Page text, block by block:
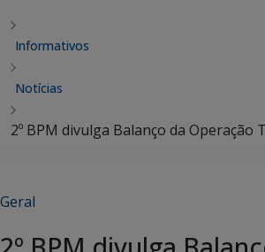
Informativos
Notícias
2º BPM divulga Balanço da Operação
Geral